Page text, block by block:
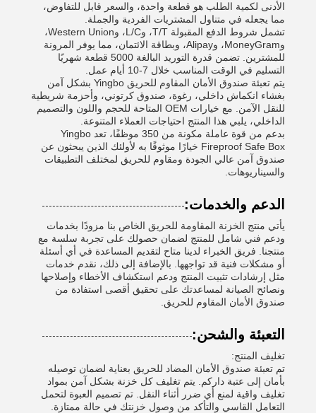
الأدنى لكمية الطلب هو قطعة واحدة، والسعر قابل للتفاوض،
مما يجعله في متناول المشتريات الفردية والجملة.
تشمل شروط الدفع المقبولة T/T، وL/C، وWestern Union،
وMoneyGram، وAlipay، وبطاقة الائتمان، مما يوفر المرونة
للمشترين. تضمن قدرة التوريد البالغة 5000 قطعة شهريًا
التسليم في الوقت المناسب خلال 7-10 أيام عمل.
يتم تعبئة صندوق الأمان المقاوم للحريق Yingbo بشكل آمن
بغشاء انكماش داخلي، رغوة، صندوق كرتوني، وأحزمة شريطية
للنقل الآمن. مع خيارات OEM المتاحة للحجم واللون والتصميم
الداخلي، يلبي هذا المنتج احتياجات العملاء المتنوعة.
بدعم من قوة عاملة مكونة من 350 موظفًا، تعد Yingbo
Fireproof Safe Box خيارًا موثوقًا به لأولئك الذين يبحثون عن
صندوق آمن عالي الجودة ومقاوم للحريق لمختلف التطبيقات
والسيناريوهات.
الدعم والخدمات:
يأتي منتج الخزنة المقاومة للحريق الخاص بنا مزودًا بخدمات
ودعم فني شامل للمنتج لضمان حصولك على تجربة سلسة مع
منتجنا. فريق الخبراء لدينا متاح لتقديم المساعدة في أي أسئلة
أو مشكلات فنية قد تواجهها. بالإضافة إلى ذلك، نقدم خدمات
مثل إرشادات تثبيت المنتج ودعم استكشاف الأخطاء وإصلاحها
ونصائح الصيانة لمساعدتك على تحقيق أقصى استفادة من
صندوق الأمان المقاوم للحريق.
التعبئة والشحن:
تغليف المنتج:
تم تعبئة صندوق الأمان المضاد للحريق بعناية لضمان توصيله
بأمان إلى عتبة داركم. يتم تغليف كل خزنة بشكل آمن بمواد
تغليف واقية لمنع أي ضرر أثناء النقل. تم تصميم العبوة لتحمل
التعامل القاسي والتأكد من وصول خزنتك في حالة ممتازة.